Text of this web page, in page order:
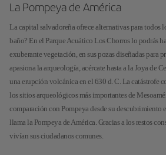
La Pompeya de América
La capital salvadoreña ofrece alternativas para todos
baño? En el Parque Acuático Los Chorros lo podrás
exuberante vegetación, en sus pozas diseñadas para
apasiona la arqueología, acércate hasta a la Joya de
una erupción volcánica en el 630 d. C. La catástrofe
los sitios arqueológicos más importantes de
comparación con Pompeya desde su descubrimiento
llama la Pompeya de América. Gracias a los restos
vivían sus ciudadanos comunes.